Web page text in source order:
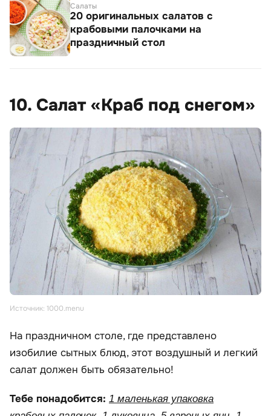
Салаты
20 оригинальных салатов с
крабовыми палочками на
праздничный стол
10. Салат «Краб под снегом»
Источник: 1000.menu
На праздничном столе, где представлено
изобилие сытных блюд, этот воздушный и легкий
салат должен быть обязательно!
Тебе понадобится: 1 маленькая упаковка